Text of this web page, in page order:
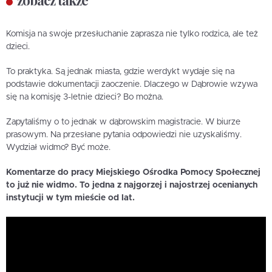
Komisja na swoje przesłuchanie zaprasza nie tylko rodzica, ale też
dzieci.
To praktyka. Są jednak miasta, gdzie werdykt wydaje się na
podstawie dokumentacji zaoczenie. Dlaczego w Dąbrowie wzywa
się na komisję 3-letnie dzieci? Bo można.
Zapytaliśmy o to jednak w dąbrowskim magistracie. W biurze
prasowym. Na przesłane pytania odpowiedzi nie uzyskaliśmy.
Wydział widmo? Być może.
Komentarze do pracy Miejskiego Ośrodka Pomocy Społecznej
to już nie widmo. To jedna z najgorzej i najostrzej ocenianych
instytucji w tym mieście od lat.